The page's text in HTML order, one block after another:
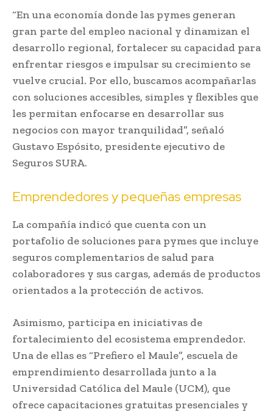
“En una economía donde las pymes generan
gran parte del empleo nacional y dinamizan el
desarrollo regional, fortalecer su capacidad para
enfrentar riesgos e impulsar su crecimiento se
vuelve crucial. Por ello, buscamos acompañarlas
con soluciones accesibles, simples y flexibles que
les permitan enfocarse en desarrollar sus
negocios con mayor tranquilidad”, señaló
Gustavo Espósito, presidente ejecutivo de
Seguros SURA.
Emprendedores y pequeñas empresas
La compañía indicó que cuenta con un
portafolio de soluciones para pymes que incluye
seguros complementarios de salud para
colaboradores y sus cargas, además de productos
orientados a la protección de activos.
Asimismo, participa en iniciativas de
fortalecimiento del ecosistema emprendedor.
Una de ellas es “Prefiero el Maule”, escuela de
emprendimiento desarrollada junto a la
Universidad Católica del Maule (UCM), que
ofrece capacitaciones gratuitas presenciales y